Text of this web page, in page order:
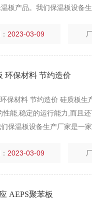
板产品。我们保温板设备
2023-03-09
环保材料 节约造价
保材料 节约造价 硅质板
能,稳定的运行能力,而且还
保温板设备生产厂家是一
2023-03-09
AEPS聚苯板